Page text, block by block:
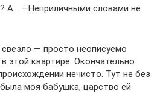
А… ―Неприличными словами не
— просто неописуемо
этой квартире. Окончательно
нечисто. Тут не без
моя бабушка, царство ей